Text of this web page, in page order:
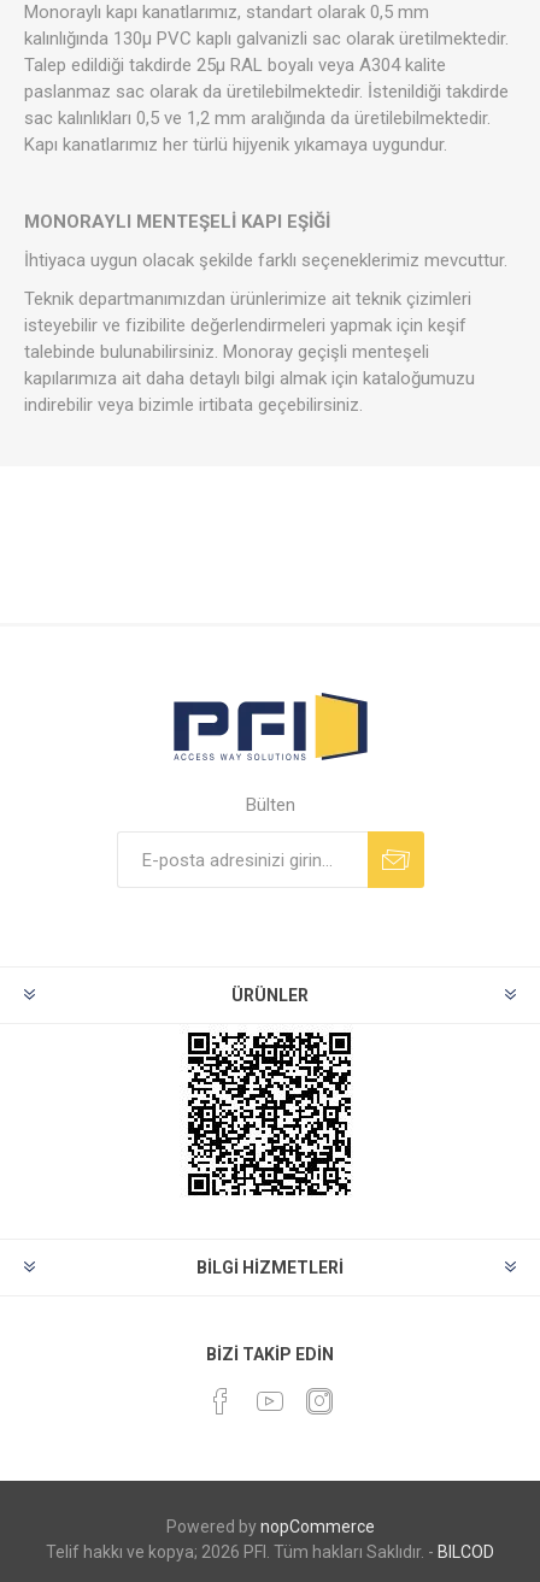
Monoraylı kapı kanatlarımız, standart olarak 0,5 mm
kalınlığında 130µ PVC kaplı galvanizli sac olarak üretilmektedir.
Talep edildiği takdirde 25µ RAL boyalı veya A304 kalite
paslanmaz sac olarak da üretilebilmektedir. İstenildiği takdirde
sac kalınlıkları 0,5 ve 1,2 mm aralığında da üretilebilmektedir.
Kapı kanatlarımız her türlü hijyenik yıkamaya uygundur.
MONORAYLI MENTEŞELİ KAPI EŞİĞİ
İhtiyaca uygun olacak şekilde farklı seçeneklerimiz mevcuttur.
Teknik departmanımızdan ürünlerimize ait teknik çizimleri
isteyebilir ve fizibilite değerlendirmeleri yapmak için keşif
talebinde bulunabilirsiniz. Monoray geçişli menteşeli
kapılarımıza ait daha detaylı bilgi almak için kataloğumuzu
indirebilir veya bizimle irtibata geçebilirsiniz.
Bülten
ÜRÜNLER
BILGI HIZMETLERI
BIZI TAKIP EDIN
Powered bynopCommerce
Telif hakkı ve kopya; 2026 PFI. Tüm hakları Saklıdır. - BILCOD